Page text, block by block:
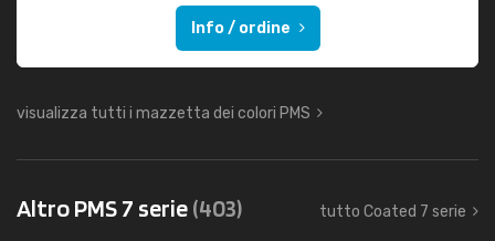
Info / ordine
visualizza tutti i mazzetta dei colori PMS
Altro PMS 7 serie(403) tutto Coated 7 serie